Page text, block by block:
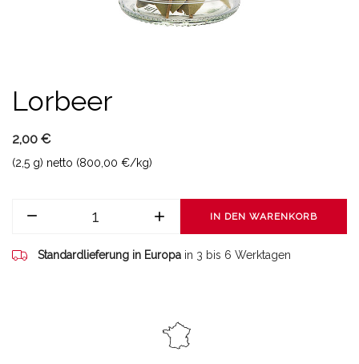
Lorbeer
2,00 €
(2,5 g) netto (800,00 €/kg)
IN DEN WARENKORB
Standardlieferung in Europa in 3 bis 6 Werktagen